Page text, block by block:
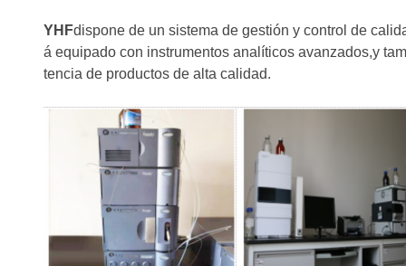
YHFdispone de un sistema de gestión y control de
á equipado con instrumentos analíticos avanzados,y
tencia de productos de alta calidad.